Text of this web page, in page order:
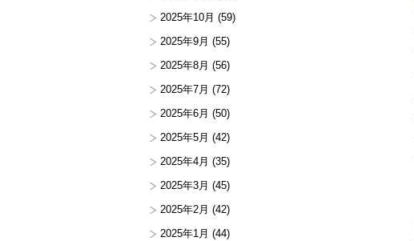
2025年10月 (59)
2025年9月 (55)
2025年8月 (56)
2025年7月 (72)
2025年6月 (50)
2025年5月 (42)
2025年4月 (35)
2025年3月 (45)
2025年2月 (42)
2025年1月 (44)